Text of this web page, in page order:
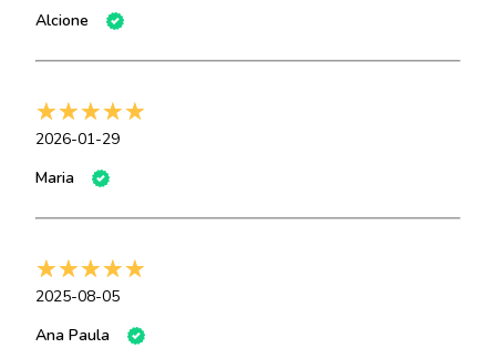
Alcione
2026-01-29
Maria
2025-08-05
Ana Paula